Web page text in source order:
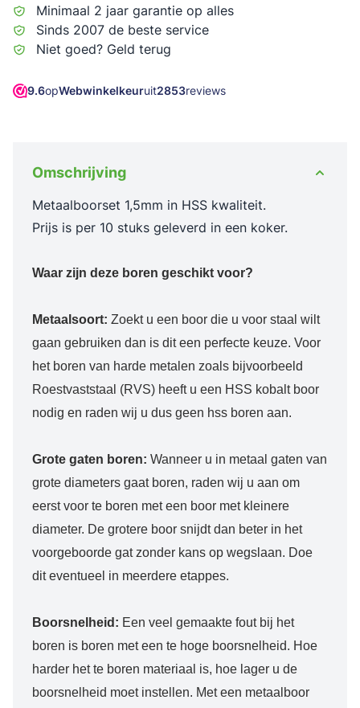
Minimaal 2 jaar garantie op alles
Sinds 2007 de beste service
Niet goed? Geld terug
9.6opWebwinkelkeuruit2853reviews
Omschrijving
Metaalboorset 1,5mm in HSS kwaliteit.
Prijs is per 10 stuks geleverd in een koker.
Waar zijn deze boren geschikt voor?
Metaalsoort: Zoekt u een boor die u voor staal wilt
gaan gebruiken dan is dit een perfecte keuze. Voor
het boren van harde metalen zoals bijvoorbeeld
Roestvaststaal (RVS) heeft u een HSS kobalt boor
nodig en raden wij u dus geen hss boren aan.
Grote gaten boren: Wanneer u in metaal gaten van
grote diameters gaat boren, raden wij u aan om
eerst voor te boren met een boor met kleinere
diameter. De grotere boor snijdt dan beter in het
voorgeboorde gat zonder kans op wegslaan. Doe
dit eventueel in meerdere etappes.
Boorsnelheid: Een veel gemaakte fout bij het
boren is boren met een te hoge boorsnelheid. Hoe
harder het te boren materiaal is, hoe lager u de
boorsnelheid moet instellen. Met een metaalboor